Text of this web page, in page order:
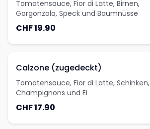
Tomatensauce, Fior di Latte, Birnen,
Gorgonzola, Speck und Baumnüsse
CHF 19.90
Calzone (zugedeckt)
Tomatensauce, Fior di Latte, Schinken,
Champignons und Ei
CHF 17.90